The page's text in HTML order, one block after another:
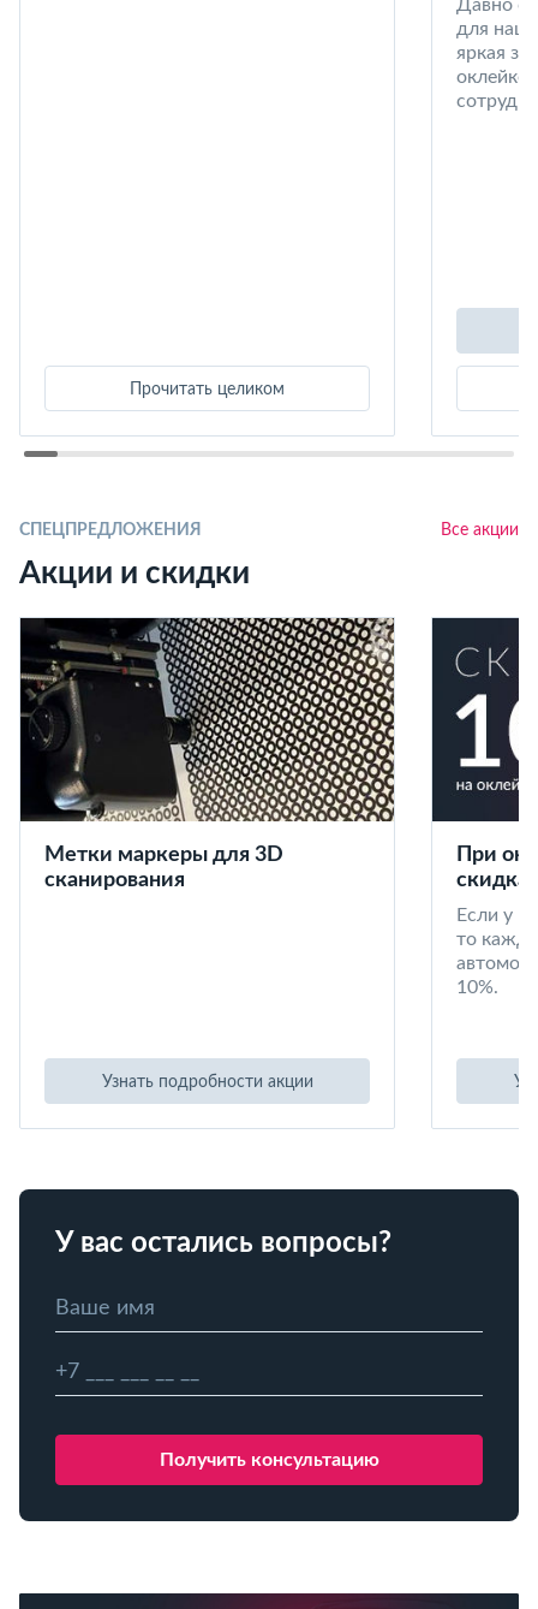
Прочитать целиком
Давно
для
яркая
оклейке
СПЕЦПРЕДЛОЖЕНИЯ Все акции
Акции и скидки
Метки маркеры для 3D
сканирования
Узнать подробности акции
При
скидка
Если у
то
10%.
У вас остались вопросы?